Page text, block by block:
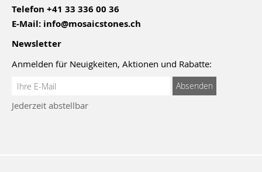
Telefon +41 33 336 00 36
E-Mail: info@mosaicstones.ch
Newsletter
Anmelden für Neuigkeiten, Aktionen und Rabatte:
Anmeldung
Newsletter:
Absenden
Jederzeit abstellbar